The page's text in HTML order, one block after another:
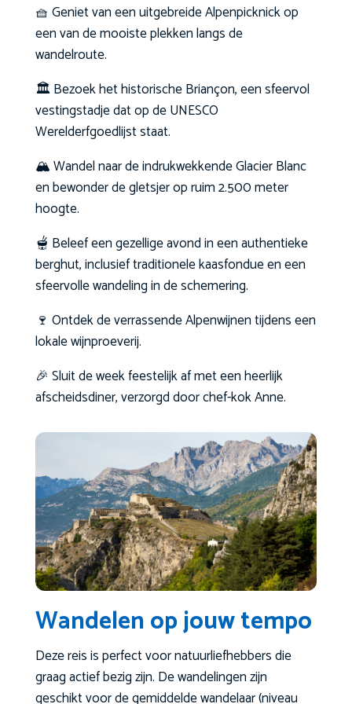
🧺 Geniet van een uitgebreide Alpenpicknick op
een van de mooiste plekken langs de
wandelroute.
🏛️ Bezoek het historische Briançon, een sfeervol
vestingstadje dat op de UNESCO
Werelderfgoedlijst staat.
🏔️ Wandel naar de indrukwekkende Glacier Blanc
en bewonder de gletsjer op ruim 2.500 meter
hoogte.
🫕 Beleef een gezellige avond in een authentieke
berghut, inclusief traditionele kaasfondue en een
sfeervolle wandeling in de schemering.
🍷 Ontdek de verrassende Alpenwijnen tijdens een
lokale wijnproeverij.
🎉 Sluit de week feestelijk af met een heerlijk
afscheidsdiner, verzorgd door chef-kok Anne.
Wandelen op jouw tempo
Deze reis is perfect voor natuurliefhebbers die
graag actief bezig zijn. De wandelingen zijn
geschikt voor de gemiddelde wandelaar (niveau